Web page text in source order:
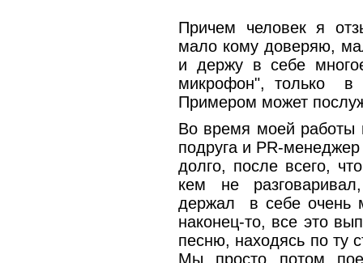
Причем человек я
мало кому доверяю,
и держу в себе
микрофон", только в
Примером может
Во время моей работы
подруга и PR-
долго, после всего,
кем не
держал в себе очень
наконец-то, все это
песню, находясь по ту
Мы просто потом